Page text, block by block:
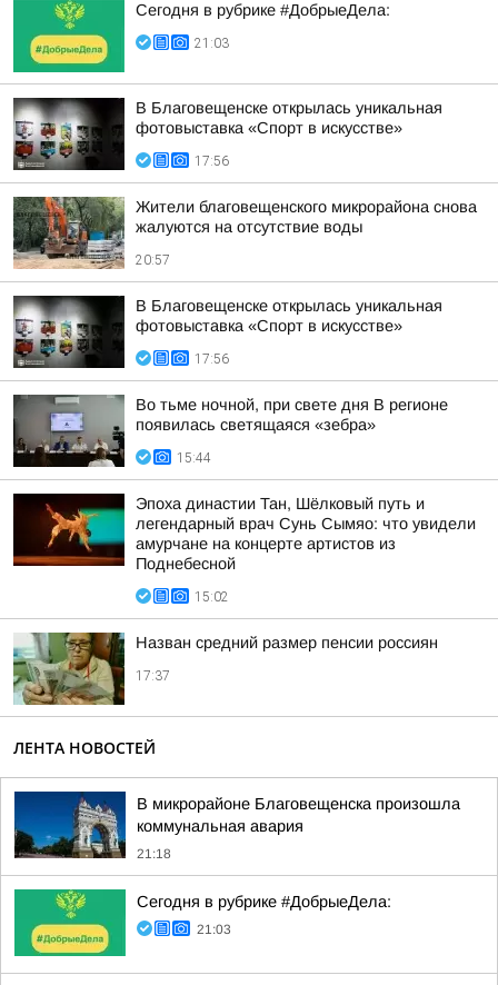
Сегодня в рубрике #ДобрыеДела:
21:03
В Благовещенске открылась уникальная
фотовыставка «Спорт в искусстве»
17:56
Жители благовещенского микрорайона снова
жалуются на отсутствие воды
20:57
В Благовещенске открылась уникальная
фотовыставка «Спорт в искусстве»
17:56
Во тьме ночной, при свете дня В регионе
появилась светящаяся «зебра»
15:44
Эпоха династии Тан, Шёлковый путь и
легендарный врач Сунь Сымяо: что увидели
амурчане на концерте артистов из
Поднебесной
15:02
Назван средний размер пенсии россиян
17:37
ЛЕНТА НОВОСТЕЙ
В микрорайоне Благовещенска произошла
коммунальная авария
21:18
Сегодня в рубрике #ДобрыеДела:
21:03